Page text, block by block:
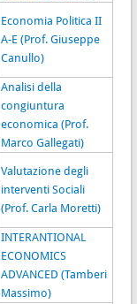
Economia Politica II
A-E (Prof. Giuseppe
Canullo)
Analisi della
congiuntura
economica (Prof.
Marco Gallegati)
Valutazione degli
interventi Sociali
(Prof. Carla Moretti)
INTERANTIONAL
ECONOMICS
ADVANCED (Tamberi
Massimo)